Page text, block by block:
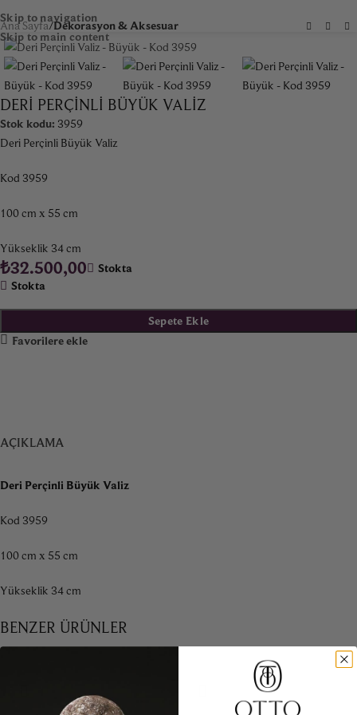
Skip to navigation
Skip to main content
Ana Sayfa Dekorasyon & Aksesuar
DERI PERÇINLI BÜYÜK VALIZ
Stok kodu: 3959
Deri Perçinli Büyük Valiz
Kod 3959
100 cm x 55 cm
Yükseklik 34 cm
₺32.500,00
Stokta
Stokta
Sepete Ekle
Favorilere ekle
AÇIKLAMA
Deri Perçinli Büyük Valiz
Kod 3959
100 cm x 55 cm
Yükseklik 34 cm
BENZER ÜRÜNLER